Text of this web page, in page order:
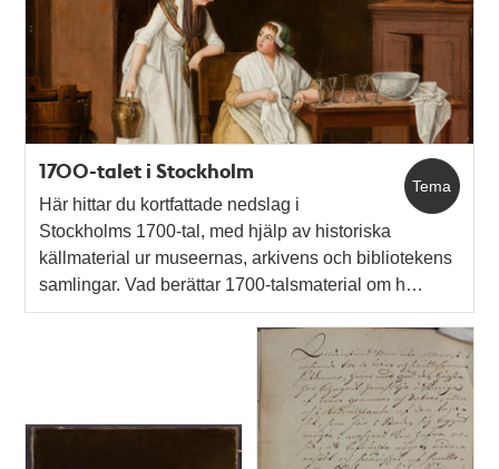
Tema
1700-talet i Stockholm
Här hittar du kortfattade nedslag i
Stockholms 1700-tal, med hjälp av historiska
källmaterial ur museernas, arkivens och bibliotekens
samlingar. Vad berättar 1700-talsmaterial om h…